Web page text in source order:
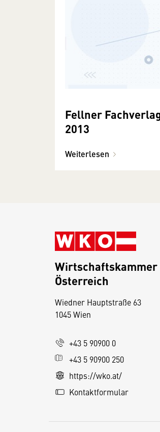
Fellner
2013
Weiterlesen
Wirtschaftskammer
Österreich
Wiedner Hauptstraße 63
1045 Wien
+43 5 90900 0
+43 5 90900 250
https://wko.at/
Kontaktformular